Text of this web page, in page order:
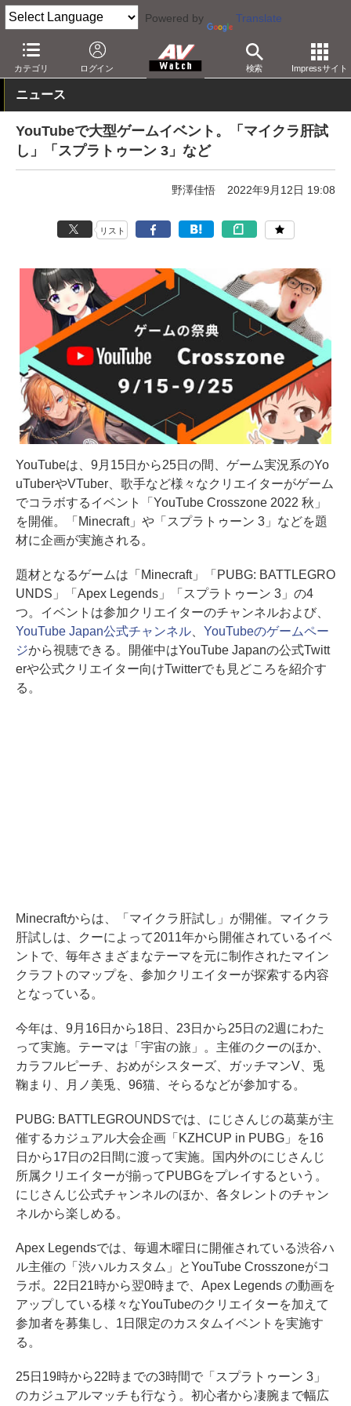
Powered by Translate
カテゴリ ログイン 検索 Impressサイト
AV Watch コンテンツ・サービス 映像配信 YouTube
ニュース
YouTubeで大型ゲームイベント。「マイクラ肝試
し」「スプラトゥーン 3」など
野澤佳悟 2022年9月12日 19:08
リスト
YouTubeは、9月15日から25日の間、ゲーム実況系のYo
uTuberやVTuber、歌手など様々なクリエイターがゲーム
でコラボするイベント「YouTube Crosszone 2022 秋」
を開催。「Minecraft」や「スプラトゥーン 3」などを題
材に企画が実施される。
題材となるゲームは「Minecraft」「PUBG: BATTLEGRO
UNDS」「Apex Legends」「スプラトゥーン 3」の4
つ。イベントは参加クリエイターのチャンネルおよび、
YouTube Japan公式チャンネル、 YouTubeのゲームペー
ジから視聴できる。開催中はYouTube Japanの公式Twitt
erや公式クリエイター向けTwitterでも見どころを紹介す
る。
Minecraftからは、「マイクラ肝試し」が開催。マイクラ
肝試しは、クーによって2011年から開催されているイベ
ントで、毎年さまざまなテーマを元に制作されたマイン
クラフトのマップを、参加クリエイターが探索する内容
となっている。
今年は、9月16日から18日、23日から25日の2週にわた
って実施。テーマは「宇宙の旅」。主催のクーのほか、
カラフルピーチ、おめがシスターズ、ガッチマンV、兎
鞠まり、月ノ美兎、96猫、そらるなどが参加する。
PUBG: BATTLEGROUNDSでは、にじさんじの葛葉が主
催するカジュアル大会企画「KZHCUP in PUBG」を16
日から17日の2日間に渡って実施。国内外のにじさんじ
所属クリエイターが揃ってPUBGをプレイするという。
にじさんじ公式チャンネルのほか、各タレントのチャン
ネルから楽しめる。
Apex Legendsでは、毎週木曜日に開催されている渋谷ハ
ル主催の「渋ハルカスタム」とYouTube Crosszoneがコ
ラボ。22日21時から翌0時まで、Apex Legends の動画を
アップしている様々なYouTubeのクリエイターを加えて
参加者を募集し、1日限定のカスタムイベントを実施す
る。
25日19時から22時までの3時間で「スプラトゥーン 3」
のカジュアルマッチも行なう。初心者から凄腕まで幅広